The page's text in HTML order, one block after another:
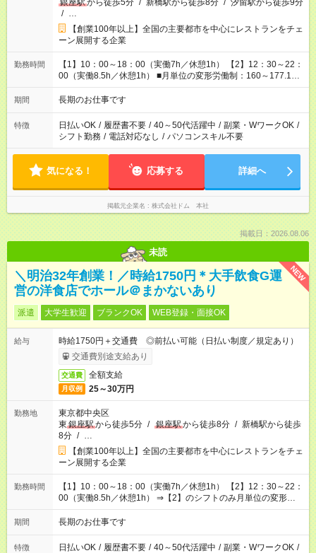
銀座駅から徒歩5分 / 新橋駅から徒歩8分 / 汐留駅から徒歩9分
/ …
【創業100年以上】全国の主要都市を中心にレストランをチェ
ーン展開する企業
勤務時間
【1】10：00～18：00（実働7h／休憩1h） 【2】12：30～22：
00（実働8.5h／休憩1h） ■月単位の変形労働制：160～177.1h/
月（超過分は別途全額支給） ※【2】シフトでの勤務の場合のみ
★時短の相談OK
期間 長期のお仕事です
特徴 日払いOK / 履歴書不要 / 40～50代活躍中 / 副業・WワークOK /
シフト勤務 / 電話対応なし / パソコンスキル不要
気になる！ 応募する 詳細へ
掲載元企業名 株式会社ドム 本社
掲載日：2026.08.06
未読
NEW
＼明治32年創業！／時給1750円＊大手飲食G運
営の洋食店でホール＠まかないあり
派遣 大学生歓迎 ブランクOK WEB登録・面接OK
給与
時給1750円＋交通費 ◎前払い可能（日払い制度／規定あり）
交通費別途支給あり
交通費 全額支給
月収例 25～30万円
勤務地
東京都中央区
東 銀座駅から徒歩5分 / 銀座駅から徒歩8分 / 新橋駅から徒歩
8分 / …
【創業100年以上】全国の主要都市を中心にレストランをチェ
ーン展開する企業
勤務時間
【1】10：00～18：00（実働7h／休憩1h） 【2】12：30～22：
00（実働8.5h／休憩1h） ⇒【2】のシフトのみ月単位の変形労
働制：160～177.1h/月（超過分は別途全額支給）
期間 長期のお仕事です
特徴 日払いOK / 履歴書不要 / 40～50代活躍中 / 副業・WワークOK /